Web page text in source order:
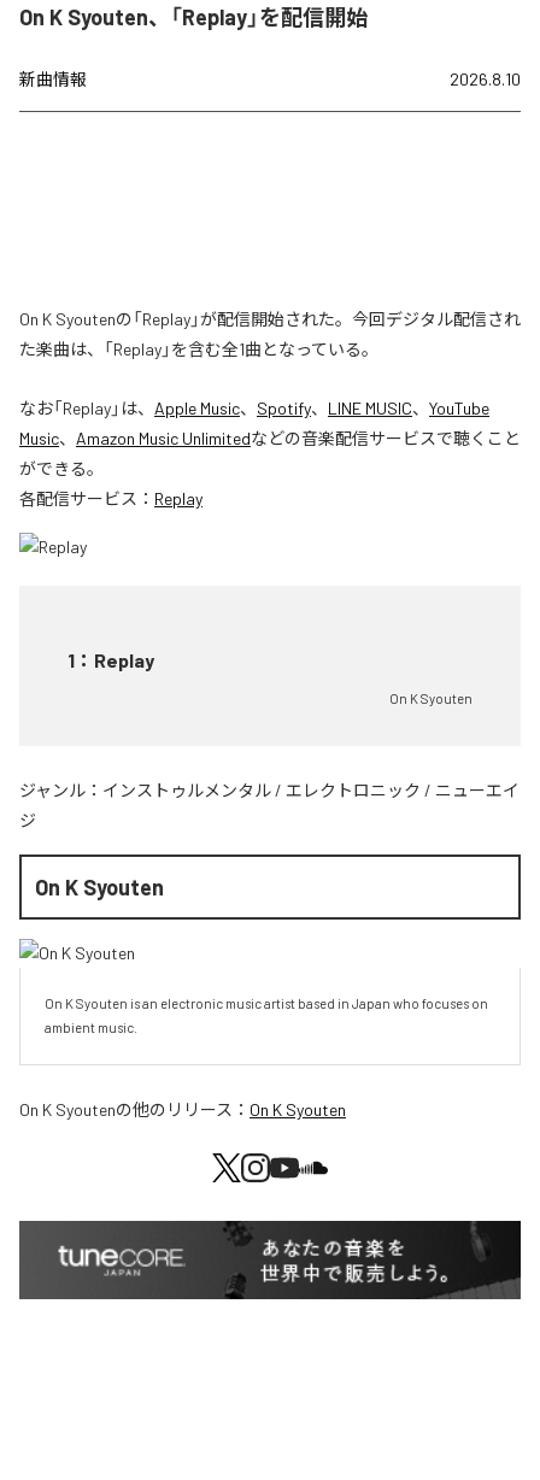
On K Syouten、「Replay」を配信開始
新曲情報 2026.8.10
On K Syoutenの「Replay」が配信開始された。今回デジタル配信され
た楽曲は、「Replay」を含む全1曲となっている。
なお「Replay」は、 Apple Music、 Spotify、 LINE MUSIC、 YouTube
Music、 Amazon Music Unlimitedなどの音楽配信サービスで聴くこと
ができる。
各配信サービス： Replay
1 ： Replay
On K Syouten
ジャンル： インストゥルメンタル / エレクトロニック / ニューエイ
ジ
On K Syouten
On K Syouten is an electronic music artist based in Japan who focuses on
ambient music.
On K Syoutenの他のリリース： On K Syouten